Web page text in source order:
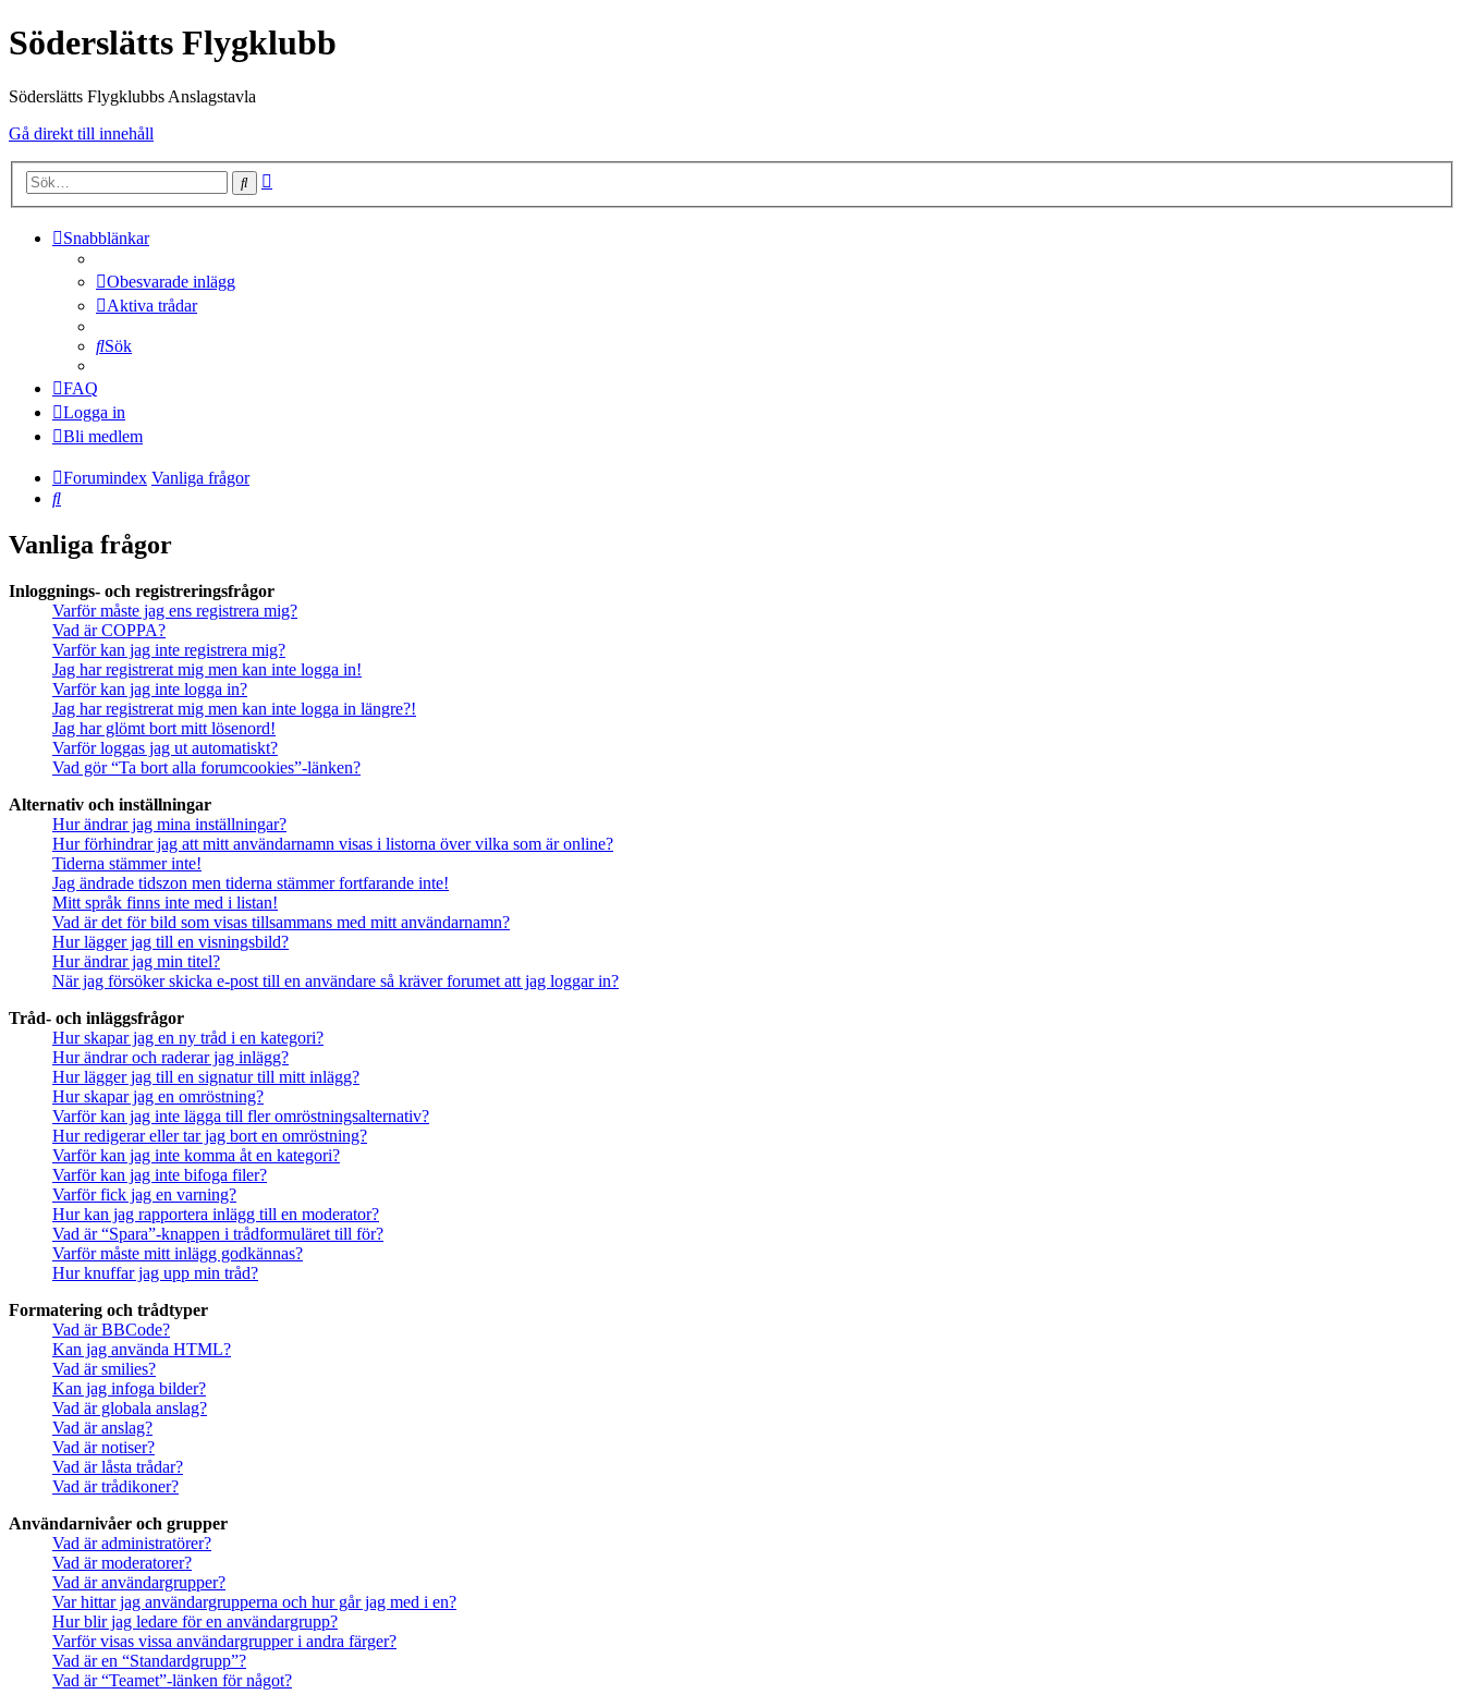
Söderslätts Flygklubb
Söderslätts Flygklubbs Anslagstavla
Gå direkt till innehåll
Sök
Snabblänkar
Obesvarade inlägg
Aktiva trådar
Sök
FAQ
Logga in
Bli medlem
Forumindex Vanliga frågor
Sök
Vanliga frågor
Inloggnings- och registreringsfrågor
Varför måste jag ens registrera mig?
Vad är COPPA?
Varför kan jag inte registrera mig?
Jag har registrerat mig men kan inte logga in!
Varför kan jag inte logga in?
Jag har registrerat mig men kan inte logga in längre?!
Jag har glömt bort mitt lösenord!
Varför loggas jag ut automatiskt?
Vad gör “Ta bort alla forumcookies”-länken?
Alternativ och inställningar
Hur ändrar jag mina inställningar?
Hur förhindrar jag att mitt användarnamn visas i listorna över vilka som är online?
Tiderna stämmer inte!
Jag ändrade tidszon men tiderna stämmer fortfarande inte!
Mitt språk finns inte med i listan!
Vad är det för bild som visas tillsammans med mitt användarnamn?
Hur lägger jag till en visningsbild?
Hur ändrar jag min titel?
När jag försöker skicka e-post till en användare så kräver forumet att jag loggar in?
Tråd- och inläggsfrågor
Hur skapar jag en ny tråd i en kategori?
Hur ändrar och raderar jag inlägg?
Hur lägger jag till en signatur till mitt inlägg?
Hur skapar jag en omröstning?
Varför kan jag inte lägga till fler omröstningsalternativ?
Hur redigerar eller tar jag bort en omröstning?
Varför kan jag inte komma åt en kategori?
Varför kan jag inte bifoga filer?
Varför fick jag en varning?
Hur kan jag rapportera inlägg till en moderator?
Vad är “Spara”-knappen i trådformuläret till för?
Varför måste mitt inlägg godkännas?
Hur knuffar jag upp min tråd?
Formatering och trådtyper
Vad är BBCode?
Kan jag använda HTML?
Vad är smilies?
Kan jag infoga bilder?
Vad är globala anslag?
Vad är anslag?
Vad är notiser?
Vad är låsta trådar?
Vad är trådikoner?
Användarnivåer och grupper
Vad är administratörer?
Vad är moderatorer?
Vad är användargrupper?
Var hittar jag användargrupperna och hur går jag med i en?
Hur blir jag ledare för en användargrupp?
Varför visas vissa användargrupper i andra färger?
Vad är en “Standardgrupp”?
Vad är “Teamet”-länken för något?